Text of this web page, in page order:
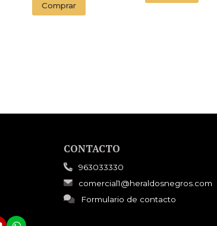
Comprar
CONTACTO
963033330
comercial1@heraldosnegros.com
Formulario de contacto